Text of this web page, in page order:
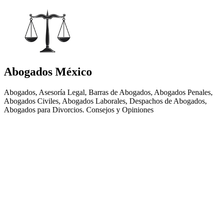
Abogados México
Abogados, Asesoría Legal, Barras de Abogados, Abogados Penales,
Abogados Civiles, Abogados Laborales, Despachos de Abogados,
Abogados para Divorcios. Consejos y Opiniones